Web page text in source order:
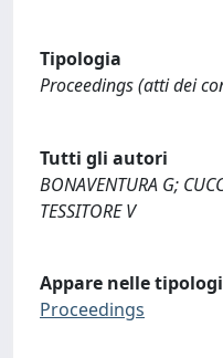
Tipologia
Proceedings (atti dei
Tutti gli autori
BONAVENTURA G;
TESSITORE V
Appare nelle
Proceedings